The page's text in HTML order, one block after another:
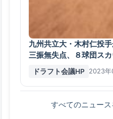
九州共立大・木村仁投
三振無失点、８球団ス
ドラフト会議HP 2023年
すべてのニュー